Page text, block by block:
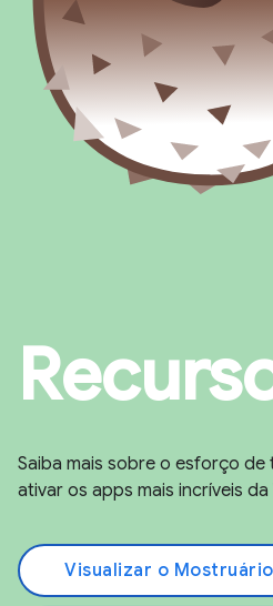
Saiba mais sobre o esforço de
ativar os apps mais incríveis da
Visualizar o Mostruário